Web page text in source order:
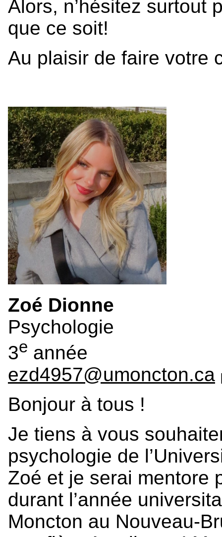
Alors, n’hésitez surtout
que ce soit!
Au plaisir de faire votre
Zoé Dionne
Psychologie
3e année
ezd4957@umoncton.ca
Bonjour à tous !
Je tiens à vous
psychologie de
Zoé et je serai mentore
durant l’année
Moncton au Nouveau-